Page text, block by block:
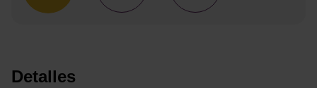
Detalles